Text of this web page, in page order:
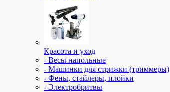
Красота и уход
- Весы напольные
- Машинки для стрижки (триммеры)
- Фены, стайлеры, плойки
- Электробритвы